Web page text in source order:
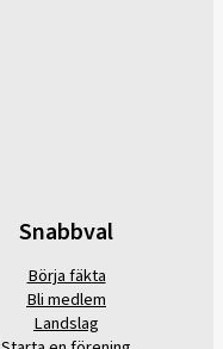
Snabbval
Börja fäkta
Bli medlem
Landslag